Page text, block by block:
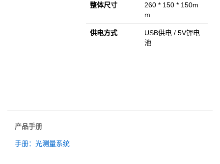
整体尺寸
260 * 150 * 150m
m
供电方式
USB供电 / 5V锂电
池
产品手册
手册：光测量系统